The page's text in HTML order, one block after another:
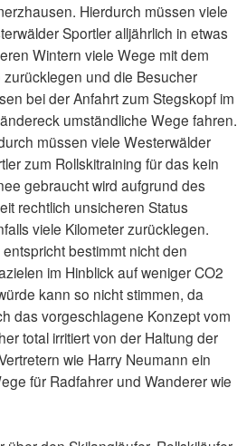
Hierdurch müssen viele
Sportler alljährlich in etwas
Wintern viele Wege mit dem
zurücklegen und die Besucher
bei der Anfahrt zum Stegskopf im
umständliche Wege fahren.
müssen viele Westerwälder
zum Rollskitraining für das kein
gebraucht wird aufgrund des
rechtlich unsicheren Status
viele Kilometer zurücklegen.
entspricht bestimmt nicht den
im Hinblick auf weniger CO2
kann so nicht stimmen, da
das vorgeschlagene Konzept vom
total irritiert von der Haltung der
wie Harry Neumann ein
für Radfahrer und Wanderer wie